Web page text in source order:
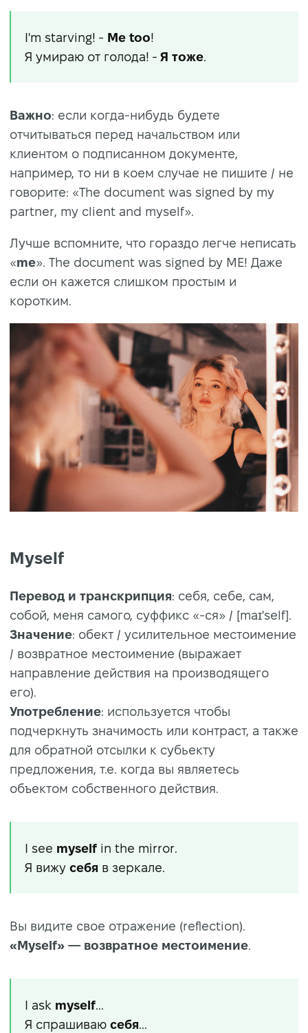
I'm starving! - Me too!
Я умираю от голода! - Я тоже.
Важно: если когда-нибудь будете
отчитываться перед начальством или
клиентом о подписанном документе,
например, то ни в коем случае не пишите / не
говорите: «The document was signed by my
partner, my client and myself».
Лучше вспомните, что гораздо легче неписать
«me». The document was signed by ME! Даже
если он кажется слишком простым и
коротким.
Myself
Перевод и транскрипция: себя, себе, сам,
собой, меня самого, суффикс «-ся» / [maɪ'self].
Значение: обект / усилительное местоимение
/ возвратное местоимение (выражает
направление действия на производящего
его).
Употребление: используется чтобы
подчеркнуть значимость или контраст, а также
для обратной отсылки к субьекту
предложения, т.е. когда вы являетесь
объектом собственного действия.
I see myself in the mirror.
Я вижу себя в зеркале.
Вы видите свое отражение (reflection).
«Myself» — возвратное местоимение.
I ask myself...
Я спрашиваю себя...